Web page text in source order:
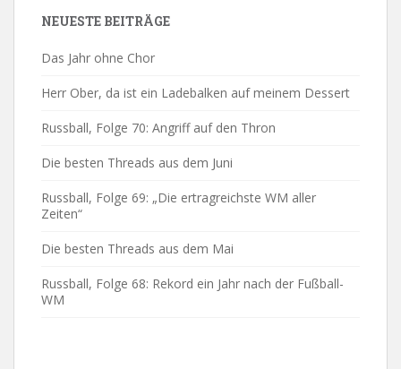
NEUESTE BEITRÄGE
Das Jahr ohne Chor
Herr Ober, da ist ein Ladebalken auf meinem Dessert
Russball, Folge 70: Angriff auf den Thron
Die besten Threads aus dem Juni
Russball, Folge 69: „Die ertragreichste WM aller
Zeiten“
Die besten Threads aus dem Mai
Russball, Folge 68: Rekord ein Jahr nach der Fußball-
WM